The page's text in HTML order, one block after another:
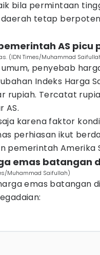
bila permintaan
tetap
AS
(IDN Times/Muhammad
umum, penyebab
Indeks Harga
rupiah. Tercatat
AS.
karena faktor
perhiasan ikut
pemerintah Amerika
emas batangan
Muhammad Saifullah)
emas batangan